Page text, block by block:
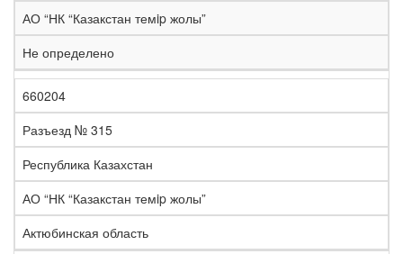
АО “НК “Казакстан темip жолы”
Не определено
660204
Разъезд № 315
Республика Казахстан
АО “НК “Казакстан темip жолы”
Актюбинская область